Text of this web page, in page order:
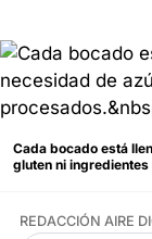
Cada bocado está
gluten ni
REDACCIÓN AIRE